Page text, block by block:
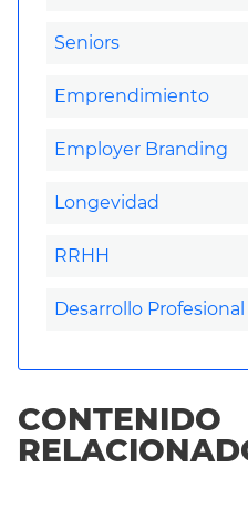
Seniors
Emprendimiento
Employer Branding
Longevidad
RRHH
Desarrollo Profesional
CONTENIDO